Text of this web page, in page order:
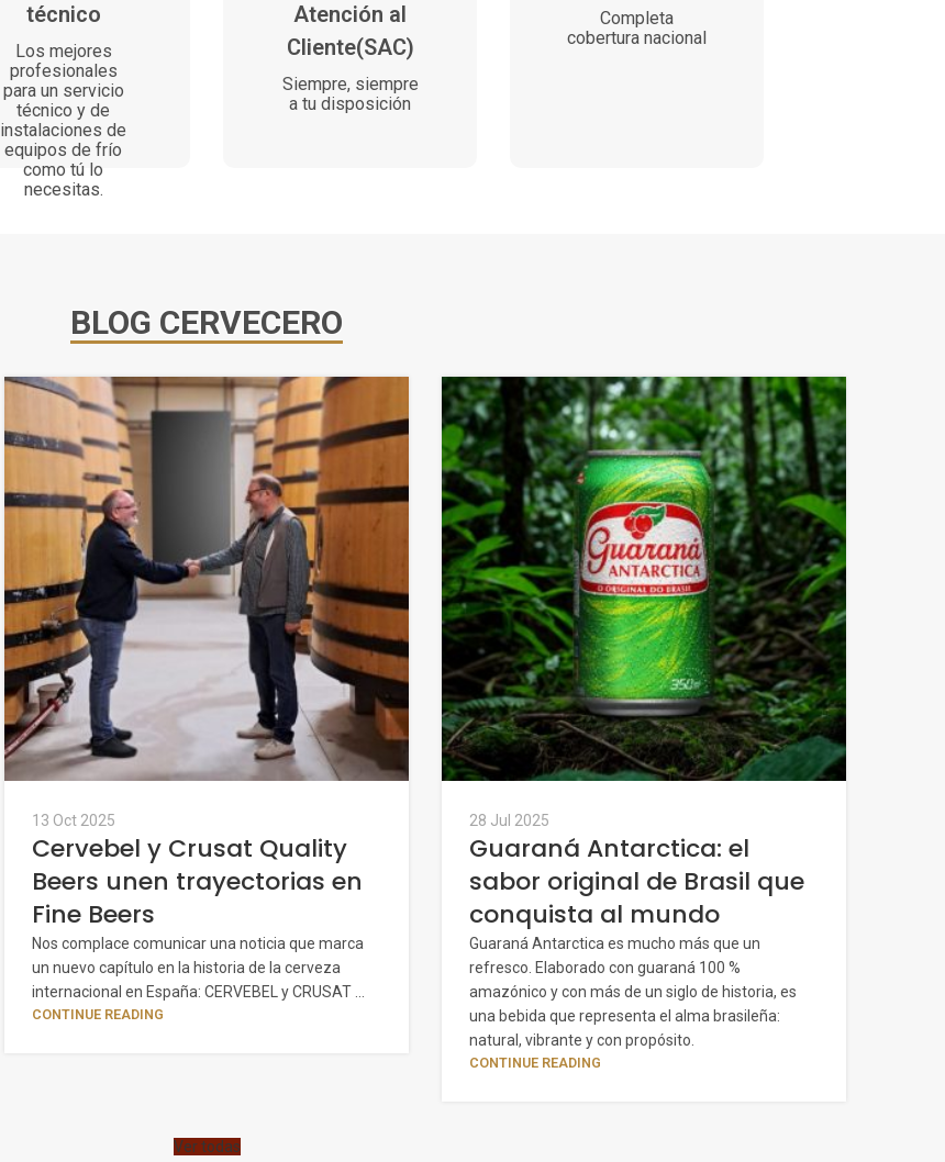
técnico
Los mejores
profesionales
para un servicio
técnico y de
instalaciones de
equipos de frío
como tú lo
necesitas.
Atención al
Cliente(SAC)
Siempre, siempre
a tu disposición
Completa
cobertura nacional
BLOG CERVECERO
13 Oct 2025
Cervebel y Crusat Quality
Beers unen trayectorias en
Fine Beers
Nos complace comunicar una noticia que marca
un nuevo capítulo en la historia de la cerveza
internacional en España: CERVEBEL y CRUSAT ...
CONTINUE READING
28 Jul 2025
Guaraná Antarctica: el
sabor original de Brasil que
conquista al mundo
Guaraná Antarctica es mucho más que un
refresco. Elaborado con guaraná 100 %
amazónico y con más de un siglo de historia, es
una bebida que representa el alma brasileña:
natural, vibrante y con propósito.
CONTINUE READING
Ver todas